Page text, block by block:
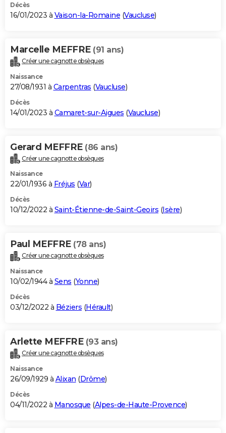
Décès
16/01/2023 à Vaison-la-Romaine (Vaucluse)
Marcelle MEFFRE (91 ans)
Créer une cagnotte obsèques
Naissance
27/08/1931 à Carpentras (Vaucluse)
Décès
14/01/2023 à Camaret-sur-Aigues (Vaucluse)
Gerard MEFFRE (86 ans)
Créer une cagnotte obsèques
Naissance
22/01/1936 à Fréjus (Var)
Décès
10/12/2022 à Saint-Étienne-de-Saint-Geoirs (Isère)
Paul MEFFRE (78 ans)
Créer une cagnotte obsèques
Naissance
10/02/1944 à Sens (Yonne)
Décès
03/12/2022 à Béziers (Hérault)
Arlette MEFFRE (93 ans)
Créer une cagnotte obsèques
Naissance
26/09/1929 à Alixan (Drôme)
Décès
04/11/2022 à Manosque (Alpes-de-Haute-Provence)